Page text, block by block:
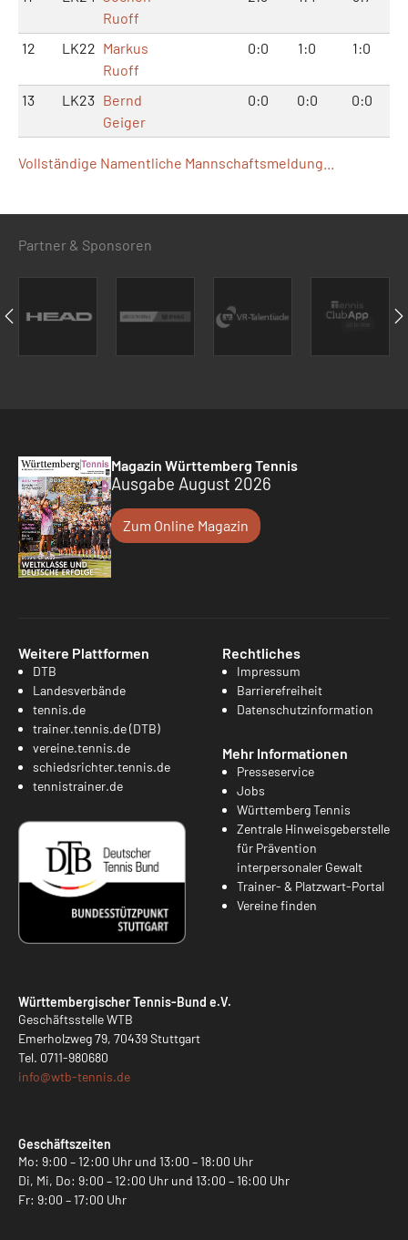
Ruoff
12 LK22 Markus
Ruoff
0:0 1:0 1:0
13 LK23 Bernd
Geiger
0:0 0:0 0:0
Vollständige Namentliche Mannschaftsmeldung...
Partner & Sponsoren
Magazin Württemberg Tennis
Ausgabe August 2026
Zum Online Magazin
Weitere Plattformen
DTB
Landesverbände
tennis.de
trainer.tennis.de (DTB)
vereine.tennis.de
schiedsrichter.tennis.de
tennistrainer.de
Rechtliches
Impressum
Barrierefreiheit
Datenschutzinformation
Mehr Informationen
Presseservice
Jobs
Württemberg Tennis
Zentrale Hinweisgeberstelle
für Prävention
interpersonaler Gewalt
Trainer- & Platzwart-Portal
Vereine finden
Württembergischer Tennis-Bund e.V.
Geschäftsstelle WTB
Emerholzweg 79, 70439 Stuttgart
Tel. 0711-980680
info@wtb-tennis.de
Geschäftszeiten
Mo: 9:00 – 12:00 Uhr und 13:00 – 18:00 Uhr
Di, Mi, Do: 9:00 – 12:00 Uhr und 13:00 – 16:00 Uhr
Fr: 9:00 – 17:00 Uhr